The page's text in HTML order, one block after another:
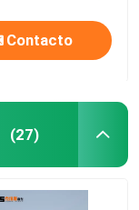
Contacto
(27)